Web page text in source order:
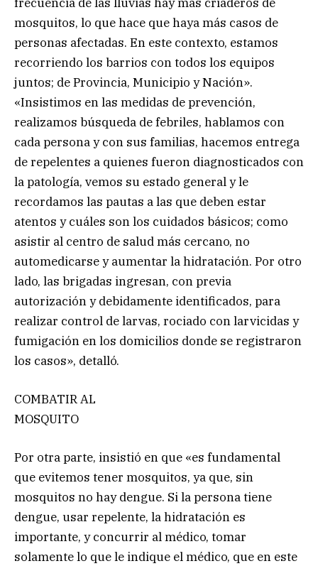
mosquitos, lo que hace que haya más casos de
personas afectadas. En este contexto, estamos
recorriendo los barrios con todos los equipos
juntos; de Provincia, Municipio y Nación».
«Insistimos en las medidas de prevención,
realizamos búsqueda de febriles, hablamos con
cada persona y con sus familias, hacemos entrega
de repelentes a quienes fueron diagnosticados con
la patología, vemos su estado general y le
recordamos las pautas a las que deben estar
atentos y cuáles son los cuidados básicos; como
asistir al centro de salud más cercano, no
automedicarse y aumentar la hidratación. Por otro
lado, las brigadas ingresan, con previa
autorización y debidamente identificados, para
realizar control de larvas, rociado con larvicidas y
fumigación en los domicilios donde se registraron
los casos», detalló.
COMBATIR AL
MOSQUITO
Por otra parte, insistió en que «es fundamental
que evitemos tener mosquitos, ya que, sin
mosquitos no hay dengue. Si la persona tiene
dengue, usar repelente, la hidratación es
importante, y concurrir al médico, tomar
solamente lo que le indique el médico, que en este